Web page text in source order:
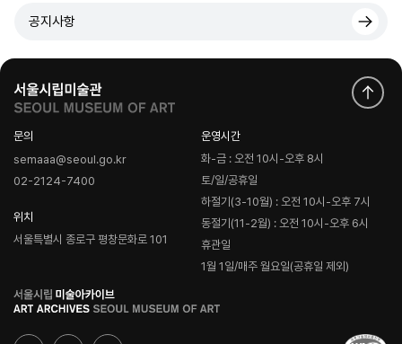
공지사항
문의
semaaa@seoul.go.kr
02-2124-7400
위치
서울특별시 종로구 평창문화로 101
운영시간
화-금 : 오전 10시-오후 8시
토/일/공휴일
하절기(3-10월) : 오전 10시-오후 7시
동절기(11-2월) : 오전 10시-오후 6시
휴관일
1월 1일/매주 월요일(공휴일 제외)
로
고